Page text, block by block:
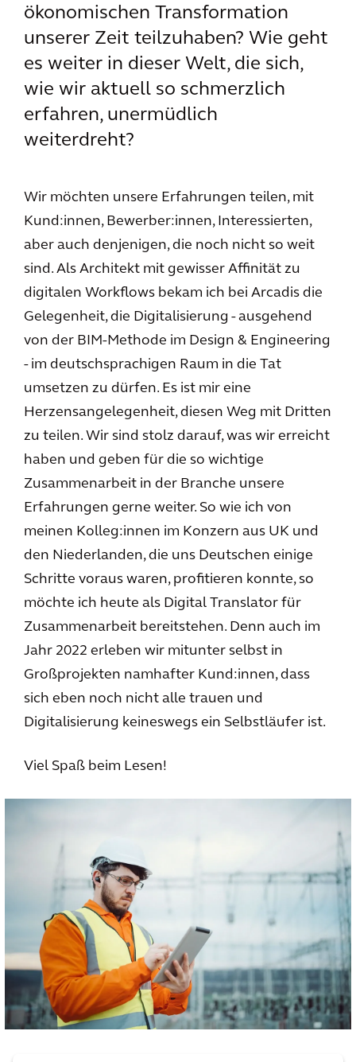
ökonomischen Transformation
unserer Zeit teilzuhaben? Wie geht
es weiter in dieser Welt, die sich,
wie wir aktuell so schmerzlich
erfahren, unermüdlich
weiterdreht?
Wir möchten unsere Erfahrungen teilen, mit
Kund:innen, Bewerber:innen, Interessierten,
aber auch denjenigen, die noch nicht so weit
sind. Als Architekt mit gewisser Affinität zu
digitalen Workflows bekam ich bei Arcadis die
Gelegenheit, die Digitalisierung - ausgehend
von der BIM-Methode im Design & Engineering
- im deutschsprachigen Raum in die Tat
umsetzen zu dürfen. Es ist mir eine
Herzensangelegenheit, diesen Weg mit Dritten
zu teilen. Wir sind stolz darauf, was wir erreicht
haben und geben für die so wichtige
Zusammenarbeit in der Branche unsere
Erfahrungen gerne weiter. So wie ich von
meinen Kolleg:innen im Konzern aus UK und
den Niederlanden, die uns Deutschen einige
Schritte voraus waren, profitieren konnte, so
möchte ich heute als Digital Translator für
Zusammenarbeit bereitstehen. Denn auch im
Jahr 2022 erleben wir mitunter selbst in
Großprojekten namhafter Kund:innen, dass
sich eben noch nicht alle trauen und
Digitalisierung keineswegs ein Selbstläufer ist.
Viel Spaß beim Lesen!